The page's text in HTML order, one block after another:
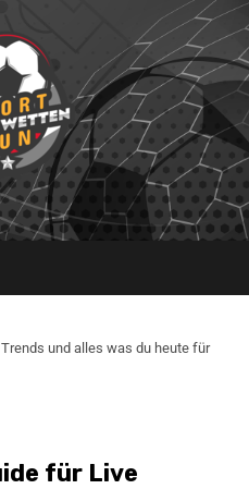
und alles was du heute für
für Live